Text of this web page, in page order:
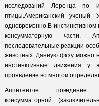
исследований Лоренца по
птицы.Американский
одновременно.В инстинктивном
консумматорную части.
последовательные реакции
животных. Данную фазу можно
инстинктивные движения у
проявление во многом
Аппетентое поведение
консумматорной